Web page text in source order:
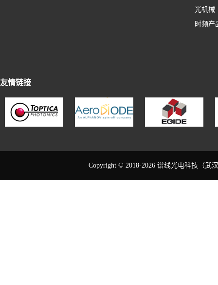
光机械
时频产
友情链接
Copyright © 2018-2026 谱线光电科技（武